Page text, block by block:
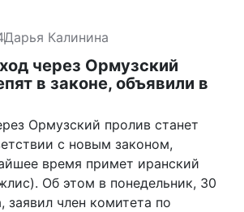
Дарья Калинина
через Ормузский
в законе, объявили в
Ормузский пролив станет
с новым законом,
время примет иранский
Об этом в понедельник, 30
заявил член комитета по